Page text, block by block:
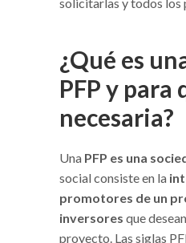
solicitarlas y todos los
¿Qué es
PFP y para
necesaria?
Una PFP es una
social consiste en la
promotores de un
inversores que
proyecto. Las siglas